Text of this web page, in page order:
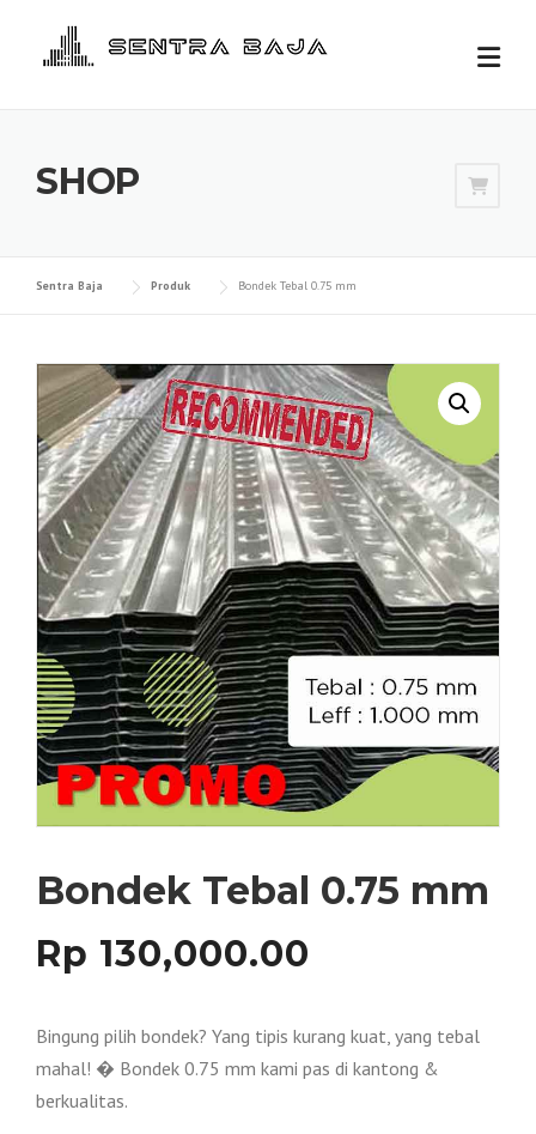
SHOP
Sentra Baja Produk Bondek Tebal 0.75 mm
Bondek Tebal 0.75 mm
Rp 130,000.00
Bingung pilih bondek? Yang tipis kurang kuat, yang tebal
mahal! � Bondek 0.75 mm kami pas di kantong &
berkualitas.